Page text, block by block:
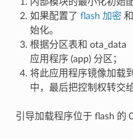
如果配置了 flash 加密
始化。
根据分区表和 ota_data
应用程序 (app) 分区；
将此应用程序镜像加载
中，最后把控制权转交
引导加载程序位于 flash 的